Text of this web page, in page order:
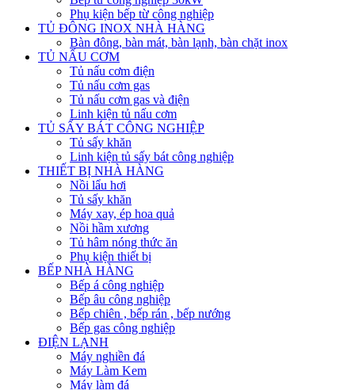
Phụ kiện bếp từ công nghiệp
TỦ ĐÔNG INOX NHÀ HÀNG
Bàn đông, bàn mát, bàn lạnh, bàn chặt inox
TỦ NẤU CƠM
Tủ nấu cơm điện
Tủ nấu cơm gas
Tủ nấu cơm gas và điện
Linh kiện tủ nấu cơm
TỦ SẤY BÁT CÔNG NGHIỆP
Tủ sấy khăn
Linh kiện tủ sấy bát công nghiệp
THIẾT BỊ NHÀ HÀNG
Nồi lẩu hơi
Tủ sấy khăn
Máy xay, ép hoa quả
Nồi hầm xương
Tủ hâm nóng thức ăn
Phụ kiện thiết bị
BẾP NHÀ HÀNG
Bếp á công nghiệp
Bếp âu công nghiệp
Bếp chiên , bếp rán , bếp nướng
Bếp gas công nghiệp
ĐIỆN LẠNH
Máy nghiền đá
Máy Làm Kem
Máy làm đá